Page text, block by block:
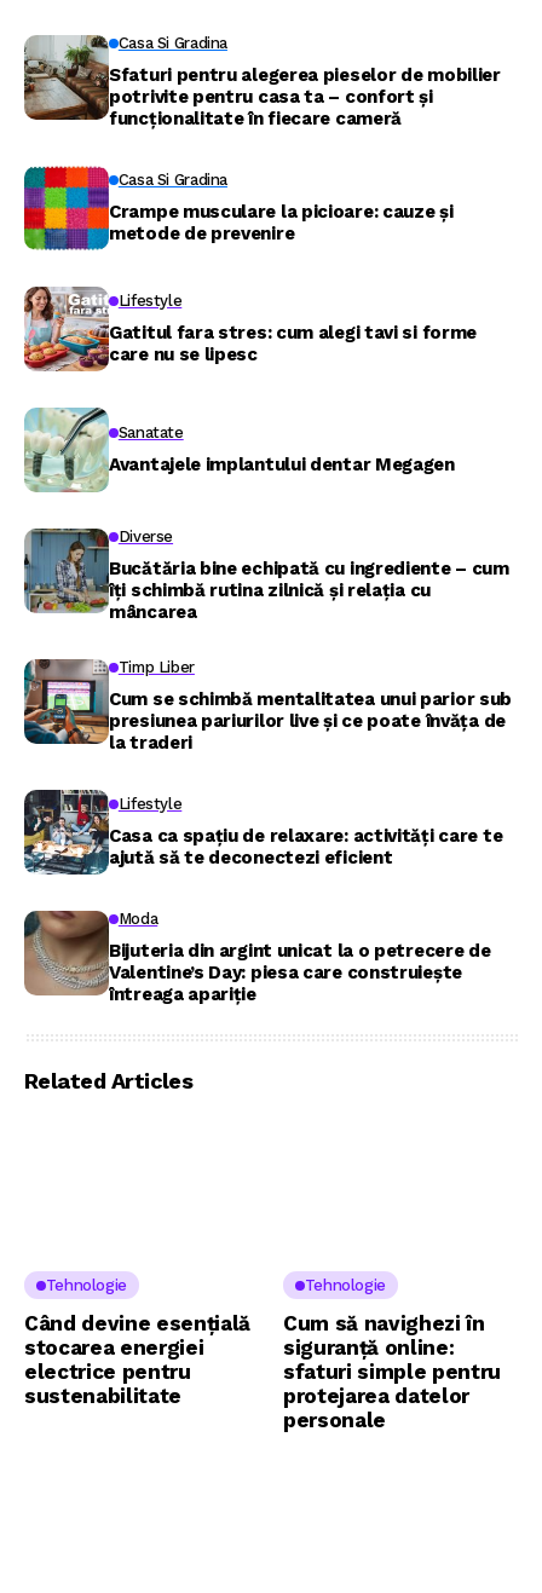
Casa Si Gradina
Sfaturi pentru alegerea pieselor de mobilier
potrivite pentru casa ta – confort și
funcționalitate în fiecare cameră
Casa Si Gradina
Crampe musculare la picioare: cauze și
metode de prevenire
Lifestyle
Gatitul fara stres: cum alegi tavi si forme
care nu se lipesc
Sanatate
Avantajele implantului dentar Megagen
Diverse
Bucătăria bine echipată cu ingrediente – cum
îți schimbă rutina zilnică și relația cu
mâncarea
Timp Liber
Cum se schimbă mentalitatea unui parior sub
presiunea pariurilor live și ce poate învăța de
la traderi
Lifestyle
Casa ca spațiu de relaxare: activități care te
ajută să te deconectezi eficient
Moda
Bijuteria din argint unicat la o petrecere de
Valentine’s Day: piesa care construiește
întreaga apariție
Related Articles
Tehnologie
Când devine esențială
stocarea energiei
electrice pentru
sustenabilitate
Tehnologie
Cum să navighezi în
siguranță online:
sfaturi simple pentru
protejarea datelor
personale